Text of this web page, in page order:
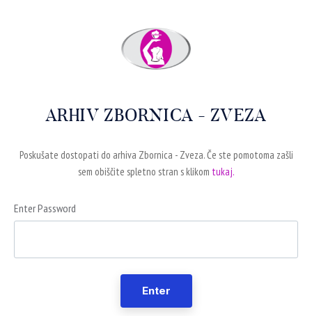
ARHIV ZBORNICA - ZVEZA
Poskušate dostopati do arhiva Zbornica - Zveza. Če ste pomotoma zašli
sem obiščite spletno stran s klikom tukaj.
Enter Password
Enter